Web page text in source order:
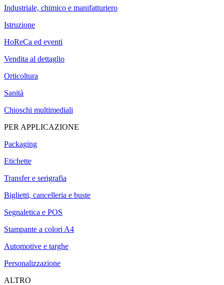
Industriale, chimico e manifatturiero
Istruzione
HoReCa ed eventi
Vendita al dettaglio
Orticoltura
Sanità
Chioschi multimediali
PER APPLICAZIONE
Packaging
Etichette
Transfer e serigrafia
Biglietti, cancelleria e buste
Segnaletica e POS
Stampante a colori A4
Automotive e targhe
Personalizzazione
ALTRO